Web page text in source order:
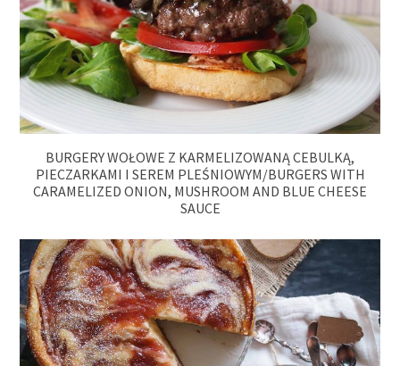
BURGERY WOŁOWE Z KARMELIZOWANĄ CEBULKĄ,
PIECZARKAMI I SEREM PLEŚNIOWYM/BURGERS WITH
CARAMELIZED ONION, MUSHROOM AND BLUE CHEESE
SAUCE